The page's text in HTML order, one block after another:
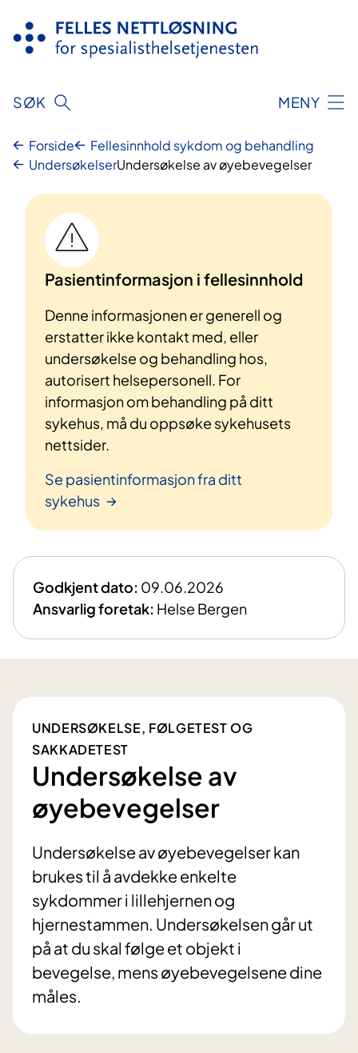
innhold
SØK MENY
Forside
Fellesinnhold sykdom og behandling
UndersøkelserUndersøkelse av øyebevegelser
Pasientinformasjon i fellesinnhold
Denne informasjonen er generell og
erstatter ikke kontakt med, eller
undersøkelse og behandling hos,
autorisert helsepersonell. For
informasjon om behandling på ditt
sykehus, må du oppsøke sykehusets
nettsider.
Se pasientinformasjon fra ditt
sykehus
Godkjent dato: 09.06.2026
Ansvarlig foretak: Helse Bergen
UNDERSØKELSE, FØLGETEST OG
SAKKADETEST
Undersøkelse av
øyebevegelser
Undersøkelse av øyebevegelser kan
brukes til å avdekke enkelte
sykdommer i lillehjernen og
hjernestammen. Undersøkelsen går ut
på at du skal følge et objekt i
bevegelse, mens øyebevegelsene dine
måles.